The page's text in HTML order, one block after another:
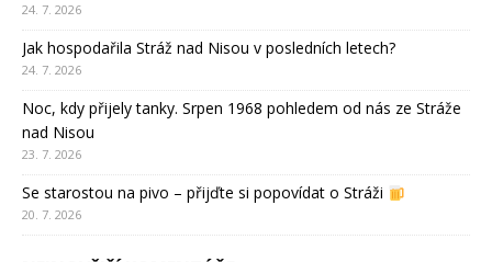
24. 7. 2026
Jak hospodařila Stráž nad Nisou v posledních letech?
24. 7. 2026
Noc, kdy přijely tanky. Srpen 1968 pohledem od nás ze Stráže
nad Nisou
23. 7. 2026
Se starostou na pivo – přijďte si popovídat o Stráži
20. 7. 2026